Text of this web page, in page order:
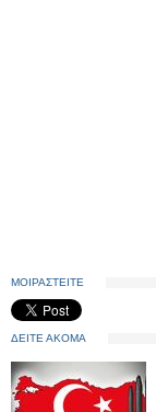
ΜΟΙΡΑΣΤΕΙΤΕ
ΔΕΙΤΕ ΑΚΟΜΑ